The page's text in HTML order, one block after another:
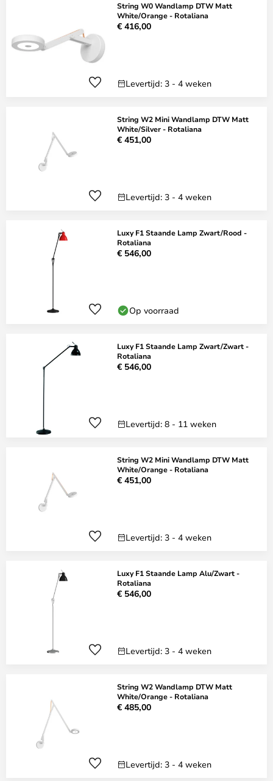
String W0 Wandlamp DTW Matt
White/Orange - Rotaliana
€ 416,00
Levertijd: 3 - 4 weken
String W2 Mini Wandlamp DTW Matt
White/Silver - Rotaliana
€ 451,00
Levertijd: 3 - 4 weken
Luxy F1 Staande Lamp Zwart/Rood -
Rotaliana
€ 546,00
Op voorraad
Luxy F1 Staande Lamp Zwart/Zwart -
Rotaliana
€ 546,00
Levertijd: 8 - 11 weken
String W2 Mini Wandlamp DTW Matt
White/Orange - Rotaliana
€ 451,00
Levertijd: 3 - 4 weken
Luxy F1 Staande Lamp Alu/Zwart -
Rotaliana
€ 546,00
Levertijd: 3 - 4 weken
String W2 Wandlamp DTW Matt
White/Orange - Rotaliana
€ 485,00
Levertijd: 3 - 4 weken